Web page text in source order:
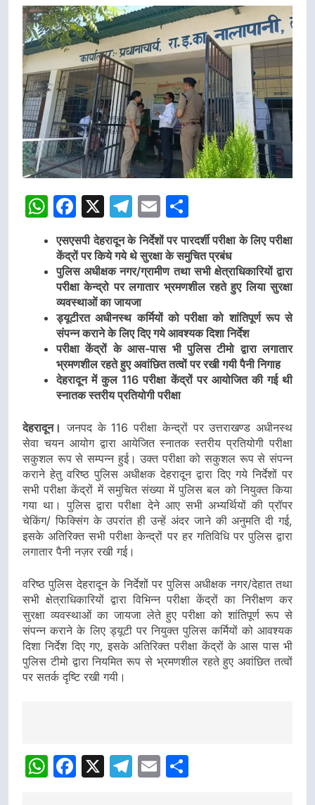
WhatsApp
Facebook
X Telegram
Email
एसएसपी देहरादून के निर्देशों पर पारदर्शी परीक्षा के लिए परीक्षा
केंद्रों पर किये गये थे सुरक्षा के समुचित प्रबंध
पुलिस अधीक्षक नगर/ग्रामीण तथा सभी क्षेत्राधिकारियों द्वारा
परीक्षा केन्द्रो पर लगातार भ्रमणशील रहते हुए लिया सुरक्षा
व्यवस्थाओं का जायजा
ड्यूटीरत अधीनस्थ कर्मियों को परीक्षा को शांतिपूर्ण रूप से
संपन्न कराने के लिए दिए गये आवश्यक दिशा निर्देश
परीक्षा केंद्रों के आस-पास भी पुलिस टीमो द्वारा लगातार
भ्रमणशील रहते हुए अवांछित तत्वों पर रखी गयी पैनी निगाह
देहरादून में कुल 116 परीक्षा केंद्रों पर आयोजित की गई थी
स्नातक स्तरीय प्रतियोगी परीक्षा
देहरादून। जनपद के 116 परीक्षा केन्द्रों पर उत्तराखण्ड अधीनस्थ
सेवा चयन आयोग द्वारा आयेजित स्नातक स्तरीय प्रतियोगी परीक्षा
सकुशल रूप से सम्पन्न हुई। उक्त परीक्षा को सकुशल रूप से संपन्न
कराने हेतु वरिष्ठ पुलिस अधीक्षक देहरादून द्वारा दिए गये निर्देशों पर
सभी परीक्षा केंद्रों में समुचित संख्या में पुलिस बल को नियुक्त किया
गया था। पुलिस द्वारा परीक्षा देने आए सभी अभ्यर्थियों की प्रॉपर
चेकिंग/ फिक्सिंग के उपरांत ही उन्हें अंदर जाने की अनुमति दी गई,
इसके अतिरिक्त सभी परीक्षा केन्द्रों पर हर गतिविधि पर पुलिस द्वारा
लगातार पैनी नज़र रखी गई।
वरिष्ठ पुलिस देहरादून के निर्देशों पर पुलिस अधीक्षक नगर/देहात तथा
सभी क्षेत्राधिकारियों द्वारा विभिन्न परीक्षा केंद्रों का निरीक्षण कर
सुरक्षा व्यवस्थाओं का जायजा लेते हुए परीक्षा को शांतिपूर्ण रूप से
संपन्न कराने के लिए ड्यूटी पर नियुक्त पुलिस कर्मियों को आवश्यक
दिशा निर्देश दिए गए, इसके अतिरिक्त परीक्षा केंद्रों के आस पास भी
पुलिस टीमो द्वारा नियमित रूप से भ्रमणशील रहते हुए अवांछित तत्वों
पर सतर्क दृष्टि रखी गयी।
navigation
WhatsApp
Facebook
X Telegram
Email